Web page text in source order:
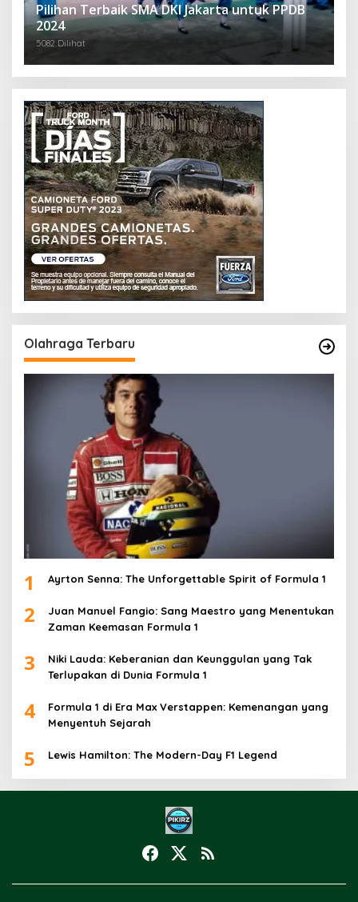
Pilihan Terbaik SMA DKI Jakarta untuk PPDB
2024
5082 Dilihat
Olahraga Terbaru
1 Ayrton Senna: The Unforgettable Spirit of Formula 1
2
Juan Manuel Fangio: Sang Maestro yang Menentukan
Zaman Keemasan Formula 1
3
Niki Lauda: Keberanian dan Keunggulan yang Tak
Terlupakan di Dunia Formula 1
4
Formula 1 di Era Max Verstappen: Kemenangan yang
Menyentuh Sejarah
5 Lewis Hamilton: The Modern-Day F1 Legend